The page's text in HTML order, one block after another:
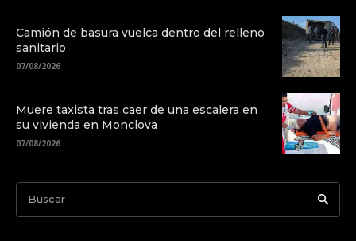
Camión de basura vuelca dentro del relleno
sanitario
07/08/2026
Muere taxista tras caer de una escalera en
su vivienda en Monclova
07/08/2026
Buscar